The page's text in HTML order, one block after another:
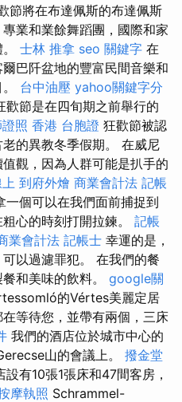
節將在布達佩斯的布達佩斯
業和業餘舞蹈團，國際和家
士林 推拿 seo 關鍵字 在
巴阡盆地的豐富民間音樂和
台中油壓 yahoo關鍵字分
歡節是在四旬期之前舉行的
照 香港 台胞證 狂歡節被認
的異教冬季假期。 在威尼
觀，因為人群可能是扒手的
到府外燴 商業會計法 記帳
一個可以在我們面前捕捉到
心的時刻打開拉鍊。 記帳
業會計法 記帳士 幸運的是，
以過濾罪犯。 在我們的餐
和美味的飲料。 google關
的Vértes美麗定居
等待您，並帶有兩個，三床
我們的酒店位於城市中心的
山的會議上。 撥金堂
有10張1張床和47間客房，
摩執照 Schrammel-